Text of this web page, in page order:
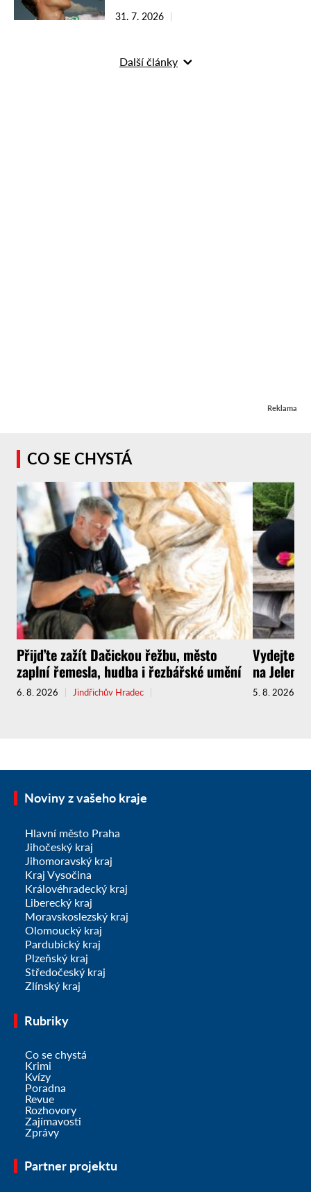
31. 7. 2026
Další články
Reklama
CO SE CHYSTÁ
Přijďte zažít Dačickou řežbu, město
zaplní řemesla, hudba i řezbářské umění
6. 8. 2026 Jindřichův Hradec
Vydejte
na
5. 8. 2026
Noviny z vašeho kraje
Hlavní město Praha
Jihočeský kraj
Jihomoravský kraj
Kraj Vysočina
Královéhradecký kraj
Liberecký kraj
Moravskoslezský kraj
Olomoucký kraj
Pardubický kraj
Plzeňský kraj
Středočeský kraj
Zlínský kraj
Rubriky
Co se chystá
Krimi
Kvízy
Poradna
Revue
Rozhovory
Zajímavosti
Zprávy
Partner projektu